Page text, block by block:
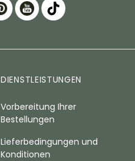
DIENSTLEISTUNGEN
Vorbereitung Ihrer
Bestellungen
Lieferbedingungen und
Konditionen